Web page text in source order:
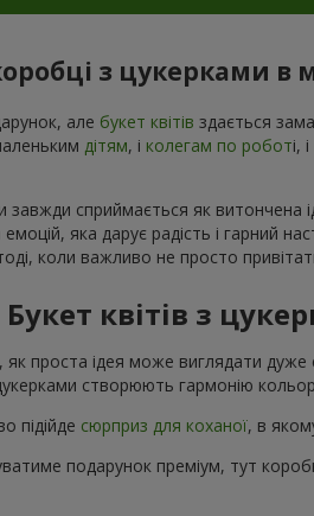
з цукерками в
але букет квітів здається
дітям, і колегам по роботі, і
завжди сприймається як
яка дарує радість і гарний
коли важливо не просто
Букет квітів з
проста ідея може виглядати
створюють гармонію
підійде сюрприз для коханої, в
подарунок преміум, тут